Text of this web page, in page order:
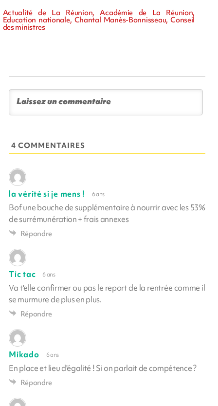
Actualité de La Réunion, Académie de La Réunion,
Education nationale, Chantal Manès-Bonnisseau, Conseil
des ministres
4 COMMENTAIRES
la vérité si je mens ! 6 ans
Bof une bouche de supplémentaire à nourrir avec les 53%
de surrémunération + frais annexes
Répondre
Tic tac 6 ans
Va t'elle confirmer ou pas le report de la rentrée comme il
se murmure de plus en plus.
Répondre
Mikado 6 ans
En place et lieu d'égalité ! Si on parlait de compétence ?
Répondre